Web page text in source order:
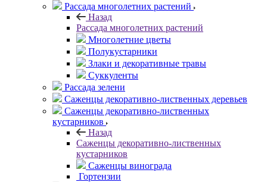
Рассада многолетних растений
Назад
Рассада многолетних растений
Многолетние цветы
Полукустарники
Злаки и декоративные травы
Суккуленты
Рассада зелени
Саженцы декоративно-лиственных деревьев
Саженцы декоративно-лиственных
кустарников
Назад
Саженцы декоративно-лиственных
кустарников
Саженцы винограда
Гортензии